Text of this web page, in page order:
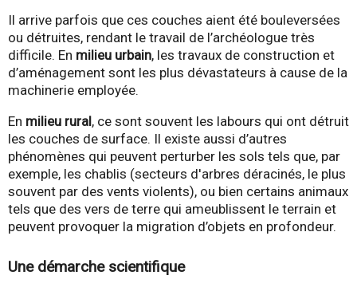
Il arrive parfois que ces couches aient été bouleversées
ou détruites, rendant le travail de l’archéologue très
difficile. En milieu urbain, les travaux de construction et
d’aménagement sont les plus dévastateurs à cause de la
machinerie employée.
En milieu rural, ce sont souvent les labours qui ont détruit
les couches de surface. Il existe aussi d’autres
phénomènes qui peuvent perturber les sols tels que, par
exemple, les chablis (secteurs d'arbres déracinés, le plus
souvent par des vents violents), ou bien certains animaux
tels que des vers de terre qui ameublissent le terrain et
peuvent provoquer la migration d’objets en profondeur.
Une démarche scientifique